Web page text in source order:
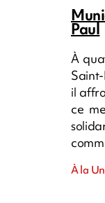
Paul
À
il
ce
À la